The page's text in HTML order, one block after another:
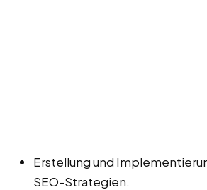
Erstellung und
SEO-Strategien.